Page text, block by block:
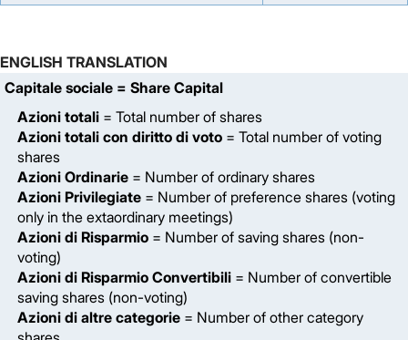
ENGLISH TRANSLATION
Capitale sociale = Share Capital
Azioni totali = Total number of shares
Azioni totali con diritto di voto = Total number of voting
shares
Azioni Ordinarie = Number of ordinary shares
Azioni Privilegiate = Number of preference shares (voting
only in the extaordinary meetings)
Azioni di Risparmio = Number of saving shares (non-
voting)
Azioni di Risparmio Convertibili = Number of convertible
saving shares (non-voting)
Azioni di altre categorie = Number of other category